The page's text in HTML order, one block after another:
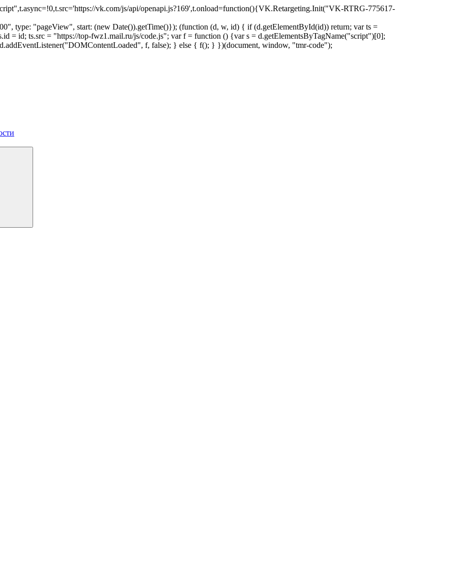
vk.com/js/api/openapi.js?169',t.onload=function(){VK.Retargeting.Init("VK-RTRG-775617-
type: "pageView", start: (new Date()).getTime()}); (function (d, w, id) { if (d.getElementById(id)) return; var ts =
= id; ts.src = "https://top-fwz1.mail.ru/js/code.js"; var f = function () {var s = d.getElementsByTagName("script")[0];
f, false); } else { f(); } })(document, window, "tmr-code");